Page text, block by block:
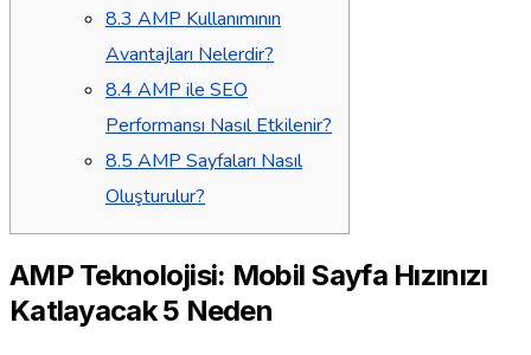
8.3 AMP Kullanımının
Avantajları Nelerdir?
8.4 AMP ile SEO
Performansı Nasıl Etkilenir?
8.5 AMP Sayfaları Nasıl
Oluşturulur?
AMP Teknolojisi: Mobil Sayfa Hızınızı
Katlayacak 5 Neden